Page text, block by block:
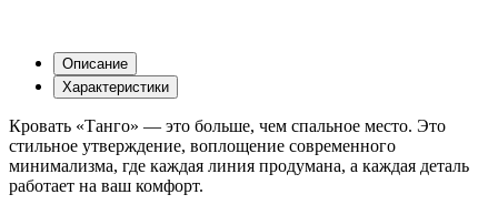
Описание
Характеристики
Кровать «Танго» — это больше, чем спальное место. Это
стильное утверждение, воплощение современного
минимализма, где каждая линия продумана, а каждая деталь
работает на ваш комфорт.